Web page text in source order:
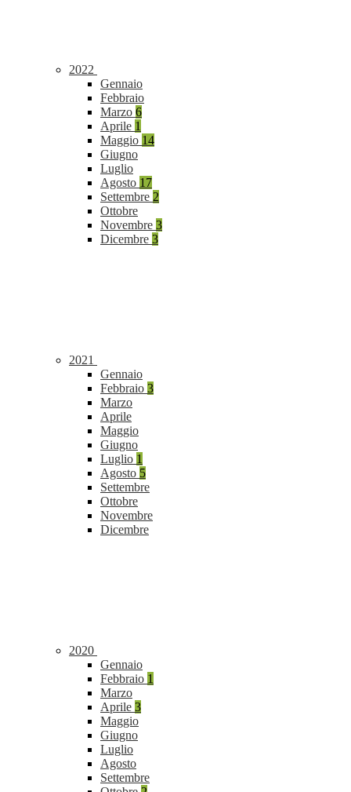
2022
Gennaio
Febbraio
Marzo 6
Aprile 1
Maggio 14
Giugno
Luglio
Agosto 17
Settembre 2
Ottobre
Novembre 3
Dicembre 3
2021
Gennaio
Febbraio 3
Marzo
Aprile
Maggio
Giugno
Luglio 1
Agosto 5
Settembre
Ottobre
Novembre
Dicembre
2020
Gennaio
Febbraio 1
Marzo
Aprile 3
Maggio
Giugno
Luglio
Agosto
Settembre